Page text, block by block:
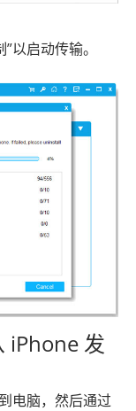
以启动传输。
iPhone 发
电脑，然后通过